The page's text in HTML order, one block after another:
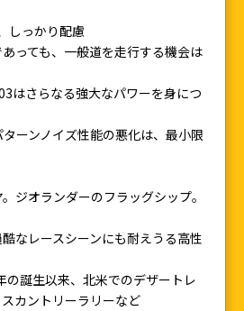
しっかり配慮
っても、一般道を走行する機会は
はさらなる強大なパワーを身につ
ーンノイズ性能の悪化は、最小限
ジオランダーのフラッグシップ。
なレースシーンにも耐えうる高性
の誕生以来、北米でのデザートレ
カントリーラリーなど